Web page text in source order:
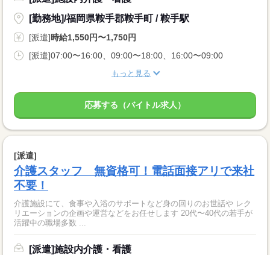
[勤務地]/福岡県鞍手郡鞍手町 / 鞍手駅
[派遣]時給1,550円〜1,750円
[派遣]07:00〜16:00、09:00〜18:00、16:00〜09:00
もっと見る
応募する（バイトル求人）
[派遣]
介護スタッフ 無資格可！電話面接アリで来社
不要！
介護施設にて、食事や入浴のサポートなど身の回りのお世話や レク
リエーションの企画や運営などをお任せします 20代〜40代の若手が
活躍中の職場多数 ...
[派遣]施設内介護・看護